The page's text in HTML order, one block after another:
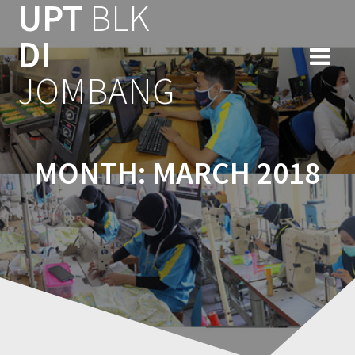
content
UPT BLK
DI
JOMBANG
MONTH:MARCH 2018